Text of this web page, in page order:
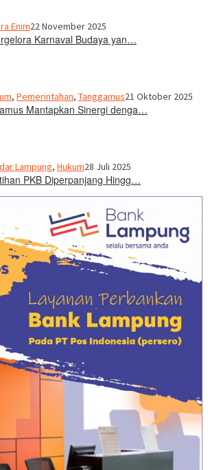
Enim22 November 2025
Karnaval Budaya yan…
, Pemerintahan, Tanggamus21 Oktober 2025
Mantapkan Sinergi denga…
Lampung, Hukum28 Juli 2025
PKB Diperpanjang Hingg…